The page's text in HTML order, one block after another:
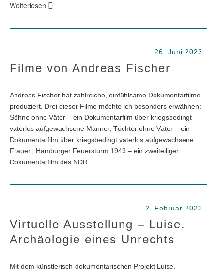
Weiterlesen
26. Juni 2023
Filme von Andreas Fischer
Andreas Fischer hat zahlreiche, einfühlsame Dokumentarfilme
produziert. Drei dieser Filme möchte ich besonders erwähnen:
Söhne ohne Väter – ein Dokumentarfilm über kriegsbedingt
vaterlos aufgewachsene Männer, Töchter ohne Väter – ein
Dokumentarfilm über kriegsbedingt vaterlos aufgewachsene
Frauen, Hamburger Feuersturm 1943 – ein zweiteiliger
Dokumentarfilm des NDR
2. Februar 2023
Virtuelle Ausstellung – Luise.
Archäologie eines Unrechts
Mit dem künstlerisch-dokumentarischen Projekt Luise.